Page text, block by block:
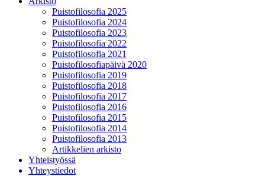
Puistofilosofia 2025
Puistofilosofia 2024
Puistofilosofia 2023
Puistofilosofia 2022
Puistofilosofia 2021
Puistofilosofiapäivä 2020
Puistofilosofia 2019
Puistofilosofia 2018
Puistofilosofia 2017
Puistofilosofia 2016
Puistofilosofia 2015
Puistofilosofia 2014
Puistofilosofia 2013
Artikkelien arkisto
Yhteistyössä
Yhteystiedot